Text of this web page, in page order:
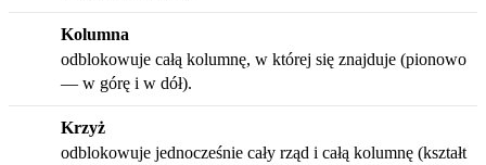
Kolumna
odblokowuje całą kolumnę, w której się znajduje (pionowo
— w górę i w dół).
Krzyż
odblokowuje jednocześnie cały rząd i całą kolumnę (kształt